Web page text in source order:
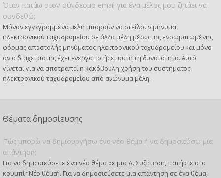
Όταν πατάω στον σύνδεσμο email για ένα μέλος μου ζητάει να
συνδεθώ;
Μόνον εγγεγραμμένα μέλη μπορούν να στείλουν μήνυμα
ηλεκτρονικού ταχυδρομείου σε άλλα μέλη μέσω της ενσωματωμένης
φόρμας αποστολής μηνύματος ηλεκτρονικού ταχυδρομείου και μόνο
αν ο διαχειριστής έχει ενεργοποιήσει αυτή τη δυνατότητα. Αυτό
γίνεται για να αποτραπεί η κακόβουλη χρήση του συστήματος
ηλεκτρονικού ταχυδρομείου από ανώνυμα μέλη.
Θέματα δημοσίευσης
Πώς μπορώ να δημιουργήσω ένα νέο θέμα ή να δημοσιεύσω μια
απάντηση;
Για να δημοσιεύσετε ένα νέο θέμα σε μια Δ. Συζήτηση, πατήστε στο
κουμπί “Νέο θέμα”. Για να δημοσιεύσετε μια απάντηση σε ένα θέμα,